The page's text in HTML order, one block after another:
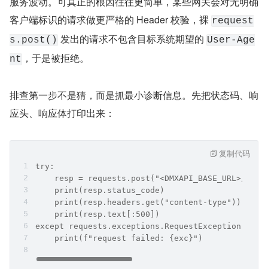
客户端标识的请求做更严格的 Header 校验，裸 request
s.post() 发出的请求不包含目标系统期望的 User-Age
nt ，于是被拒绝。
排查第一步不是猜，而是抓最小诊断信息。先把状态码、响
应头、响应体打印出来：
try:
resp =
    print(resp.status_code)
    print(resp.headers.get("content-type"))
    print(resp.text[:500])
except requests.exceptions.RequestException as
    print(f"request failed: {exc}")
复制代码